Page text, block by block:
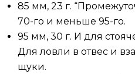
85 мм, 23 г.
70-го и меньше 95-го.
95 мм, 30 г. И для
Для ловли в отвес и
щуки.